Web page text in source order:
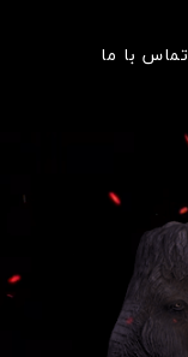
تماس با ما